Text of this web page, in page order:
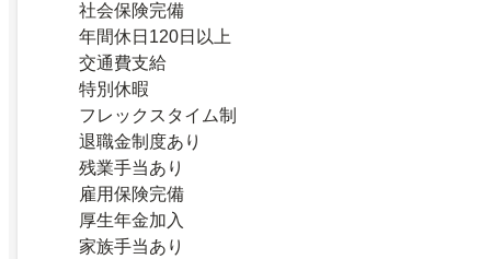
社会保険完備
年間休日120日以上
交通費支給
特別休暇
フレックスタイム制
退職金制度あり
残業手当あり
雇用保険完備
厚生年金加入
家族手当あり